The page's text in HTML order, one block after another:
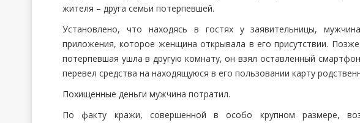
жителя – друга семьи потерпевшей.
Установлено, что находясь в гостях у заявительницы,
приложения, которое женщина открывала в его присутствии.
потерпевшая ушла в другую комнату, он взял оставленный
перевел средства на находящуюся в его пользовании карту
Похищенные деньги мужчина потратил.
По факту кражи, совершенной в особо крупном размере,